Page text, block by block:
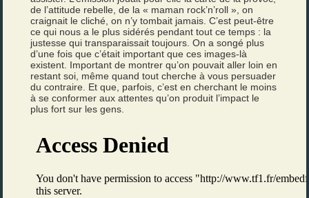
de l’attitude rebelle, de la « maman rock’n’roll », on
craignait le cliché, on n’y tombait jamais. C’est peut-être
ce qui nous a le plus sidérés pendant tout ce temps : la
justesse qui transparaissait toujours. On a songé plus
d’une fois que c’était important que ces images-là
existent. Important de montrer qu’on pouvait aller loin en
restant soi, même quand tout cherche à vous persuader
du contraire. Et que, parfois, c’est en cherchant le moins
à se conformer aux attentes qu’on produit l’impact le
plus fort sur les gens.